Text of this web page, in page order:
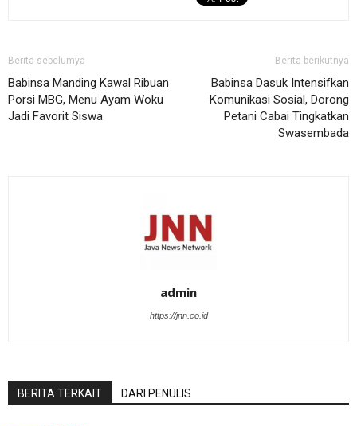
Berita sebelumya
Babinsa Manding Kawal Ribuan
Porsi MBG, Menu Ayam Woku
Jadi Favorit Siswa
Berita berikutnya
Babinsa Dasuk Intensifkan
Komunikasi Sosial, Dorong
Petani Cabai Tingkatkan
Swasembada
admin
https://jnn.co.id
BERITA TERKAIT DARI PENULIS